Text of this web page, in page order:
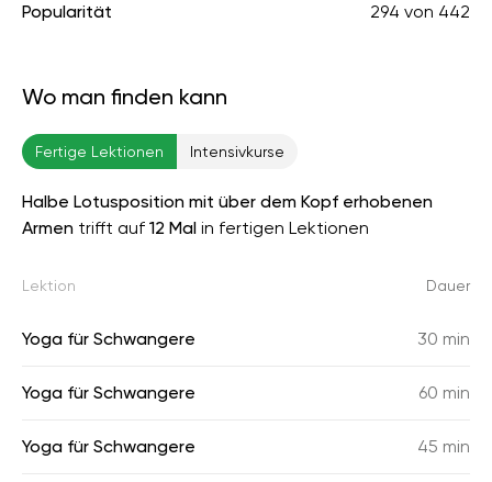
Popularität 294 von 442
Wo man finden kann
Fertige Lektionen Intensivkurse
Halbe Lotusposition mit über dem Kopf erhobenen
Armen trifft auf 12 Mal in fertigen Lektionen
Lektion Dauer
Yoga für Schwangere 30 min
Yoga für Schwangere 60 min
Yoga für Schwangere 45 min